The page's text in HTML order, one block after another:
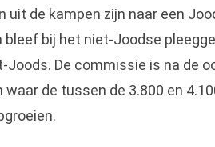
uit de kampen zijn naar een
bleef bij het niet-Joodse
Joods. De commissie is na de
waar de tussen de 3.800 en